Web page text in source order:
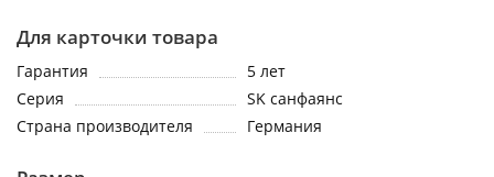
Для карточки товара
Гарантия
5 лет
Серия
SK санфаянс
Страна производителя
Германия